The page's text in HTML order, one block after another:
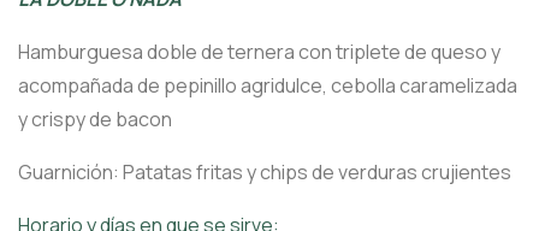
Hamburguesa doble de ternera con triplete de queso y
acompañada de pepinillo agridulce, cebolla caramelizada
y crispy de bacon
Guarnición: Patatas fritas y chips de verduras crujientes
Horario y días en que se sirve: